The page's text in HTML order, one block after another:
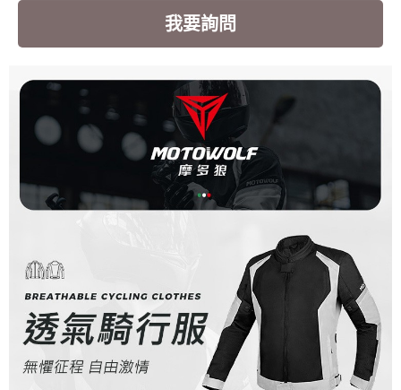
我要詢問